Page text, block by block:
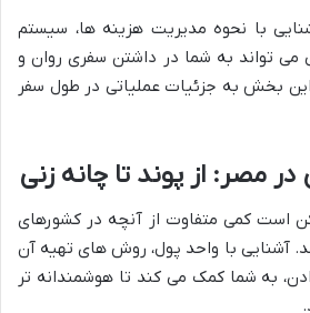
با نحوه مدیریت هزینه ها، سیستم
می تواند به شما در داشتن سفری روان و
بخش به جزئیات عملیاتی در طول سفر
است کمی متفاوت از آنچه در کشورهای
آشنایی با واحد پول، روش های تهیه آن
به شما کمک می کند تا هوشمندانه تر